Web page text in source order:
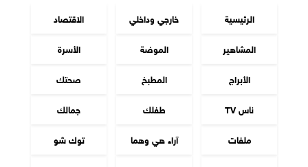
الرئيسية خارجي وداخلي
الاقتصاد
المشاهير
الموضة
الأسرة
الأبراج
المطبخ
صحتك
ناس TV
طفلك
جمالك
ملفات
آراء هي وهما
توك شو